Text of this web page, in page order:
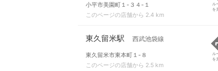
小平市美園町１-３４-１
このページの店舗から 2.4 km
ル
を
東久留米駅 西武池袋線
東久留米市東本町１-８
このページの店舗から 2.5 km
ル
を